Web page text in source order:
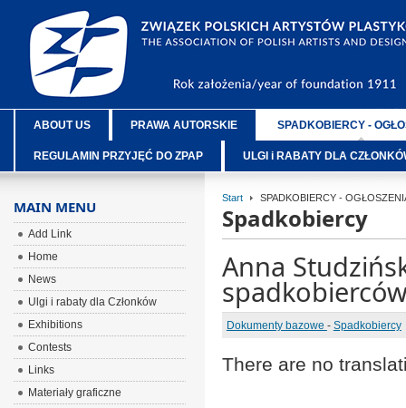
ABOUT US PRAWA AUTORSKIE SPADKOBIERCY -
REGULAMIN PRZYJĘĆ DO ZPAP ULGI i RABATY DLA
Start SPADKOBIERCY -
Spadkobiercy
Anna
Dokumenty bazowe - Spadkobiercy
There are no
MAIN MENU
Add Link
Home
News
Ulgi i rabaty dla Członków
Exhibitions
Contests
Links
Materiały graficzne